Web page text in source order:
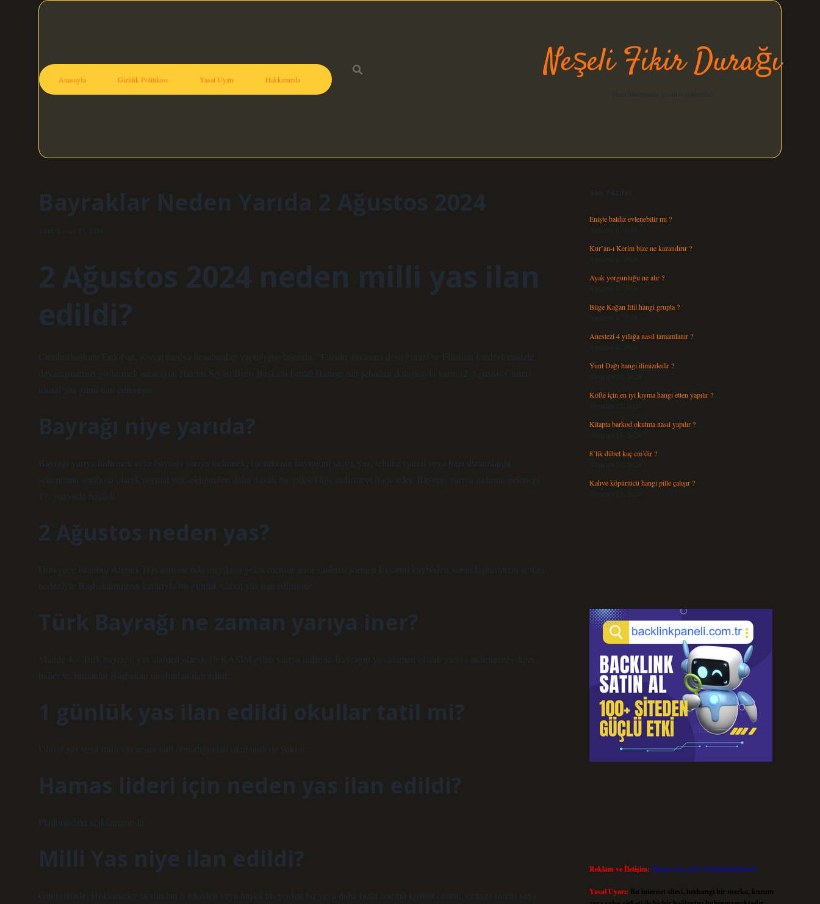
Anasayfa Gizlilik Politikası Yasal Uyarı Hakkımızda Neşeli Fikir Durağı
Bayraklar Neden Yarıda 2 Ağustos 2024
Tarih: Kasım 23, 2024
2 Ağustos 2024 neden milli yas ilan
edildi?
Cumhurbaşkanı Erdoğan, sosyal medya hesabından yaptığı paylaşımda, “Filistin davasına desteğimizi ve Filistinli kardeşlerimizle
dayanışmamızı göstermek amacıyla, Hamas Siyasi Büro Başkanı İsmail Haniye’nin şehadeti dolayısıyla yarın (2 Ağustos Cuma)
ulusal yas günü ilan edilmiştir.
Bayrağı niye yarıda?
Bayrağı yarıya indirmek veya bayrağı yarıya indirmek, bir ülkenin bayrağını saygı, yas, tehlike işareti veya bazı durumlarda
selamlama sembolü olarak normal yüksekliğinden daha düşük bir yüksekliğe indirmeyi ifade eder. Bayrağı yarıya indirme geleneği
17. yüzyılda başladı.
2 Ağustos neden yas?
Dün gece İstanbul Atatürk Havalimanı’nda meydana gelen menfur terör saldırısı sonucu hayatını kaybeden vatandaşlarımızın acıları
nedeniyle Başbakanımızın kararıyla bir günlük ulusal yas ilan edilmiştir.
Türk Bayrağı ne zaman yarıya iner?
Madde 4 – Türk bayrağı, yas alameti olarak 10 KASIM günü yarıya indirilir. Bayrağın yas alameti olarak yarıya indirileceği diğer
haller ve zamanlar Başbakan tarafından ilan edilir.
1 günlük yas ilan edildi okullar tatil mi?
Ulusal yas veya milli yas resmi tatil olmadığından okul tatili de yoktur.
Hamas lideri için neden yas ilan edildi?
Platformdaki açıklamasında
Milli Yas niye ilan edildi?
Günümüzde; Hükümetler tarafından o ülkeden veya başka bir yerden bir veya daha fazla önemli kişinin ölümü, cenaze töreni veya
Son Yazılar
Enişte baldız evlenebilir mi ?
Ağustos 6, 2026
Kur’an-ı Kerim bize ne kazandırır ?
Ağustos 6, 2026
Ayak yorgunluğu ne alır ?
Ağustos 5, 2026
Bilge Kağan Etil hangi grupta ?
Ağustos 4, 2026
Anestezi 4 yıllığa nasıl tamamlanır ?
Ağustos 4, 2026
Yunt Dağı hangi ilimizdedir ?
Temmuz 29, 2026
Köfte için en iyi kıyma hangi etten yapılır ?
Temmuz 27, 2026
Kitapta barkod okutma nasıl yapılır ?
Temmuz 25, 2026
8’lik dübel kaç cm’dir ?
Temmuz 24, 2026
Kahve köpürtücü hangi pille çalışır ?
Temmuz 23, 2026
Reklam ve İletişim: Skype: live:.cid.575569c608265c69
Yasal Uyarı: Bu internet sitesi, herhangi bir marka, kurum